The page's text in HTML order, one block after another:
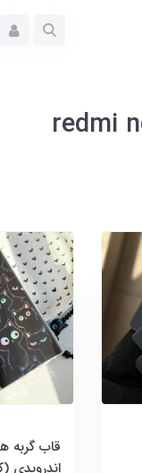
redmi
قاب گربه